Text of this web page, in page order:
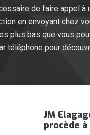
de faire appel à
en envoyant chez
plus bas que vous
téléphone pour
JM
procède